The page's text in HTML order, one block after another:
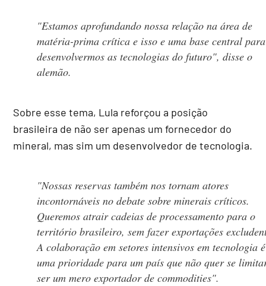
"Estamos aprofundando nossa relação na área de
matéria-prima crítica e isso e uma base central para
desenvolvermos as tecnologias do futuro", disse o
alemão.
Sobre esse tema, Lula reforçou a posição
brasileira de não ser apenas um fornecedor do
mineral, mas sim um desenvolvedor de tecnologia.
"Nossas reservas também nos tornam atores
incontornáveis no debate sobre minerais críticos.
Queremos atrair cadeias de processamento para o
território brasileiro, sem fazer exportações
A colaboração em setores intensivos em tecnologia é
uma prioridade para um país que não quer se
ser um mero exportador de commodities".